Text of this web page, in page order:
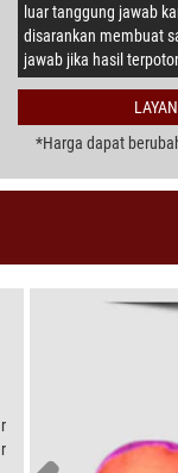
luar tanggung jawab
disarankan membuat
jawab jika hasil
*Harga dapat